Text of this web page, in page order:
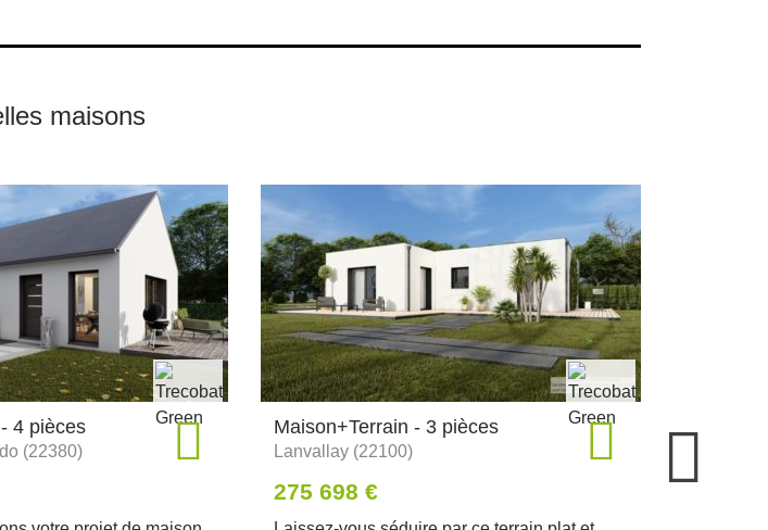
maisons
4 pièces
(22380)
Maison+Terrain - 3 pièces
Lanvallay (22100)
275 698 €